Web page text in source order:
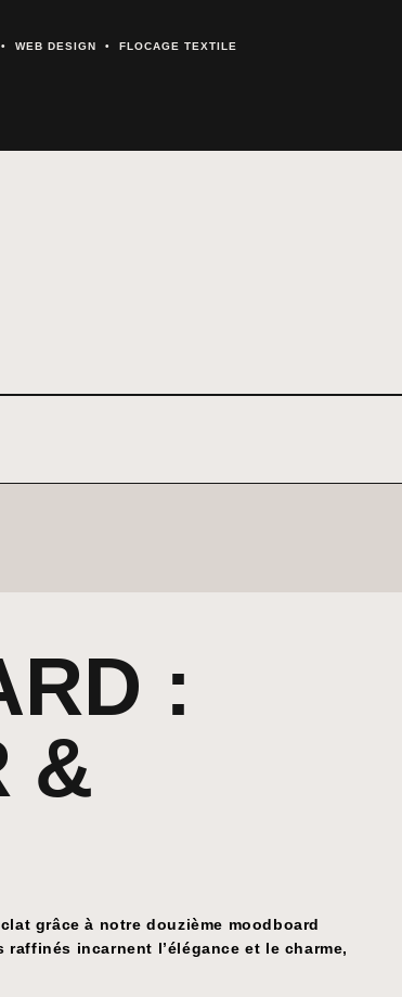
WEB DESIGN • FLOCAGE TEXTILE
:
&
grâce à notre douzième moodboard
incarnent l’élégance et le charme,